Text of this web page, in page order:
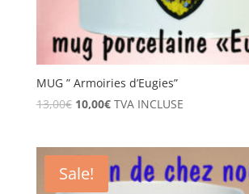
MUG ” Armoiries d’Eugies”
13,00€ 10,00€ TVA INCLUSE
Sale!